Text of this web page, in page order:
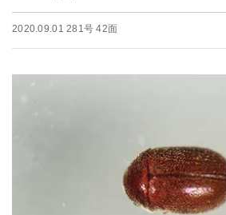
2020.09.01 281号 42面